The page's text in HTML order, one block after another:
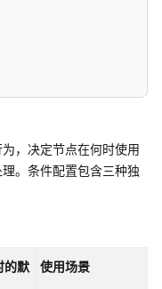
，决定节点在何时使用
。条件配置包含三种独
的默
使用场景